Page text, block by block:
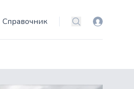
Справочник Поиск Вход